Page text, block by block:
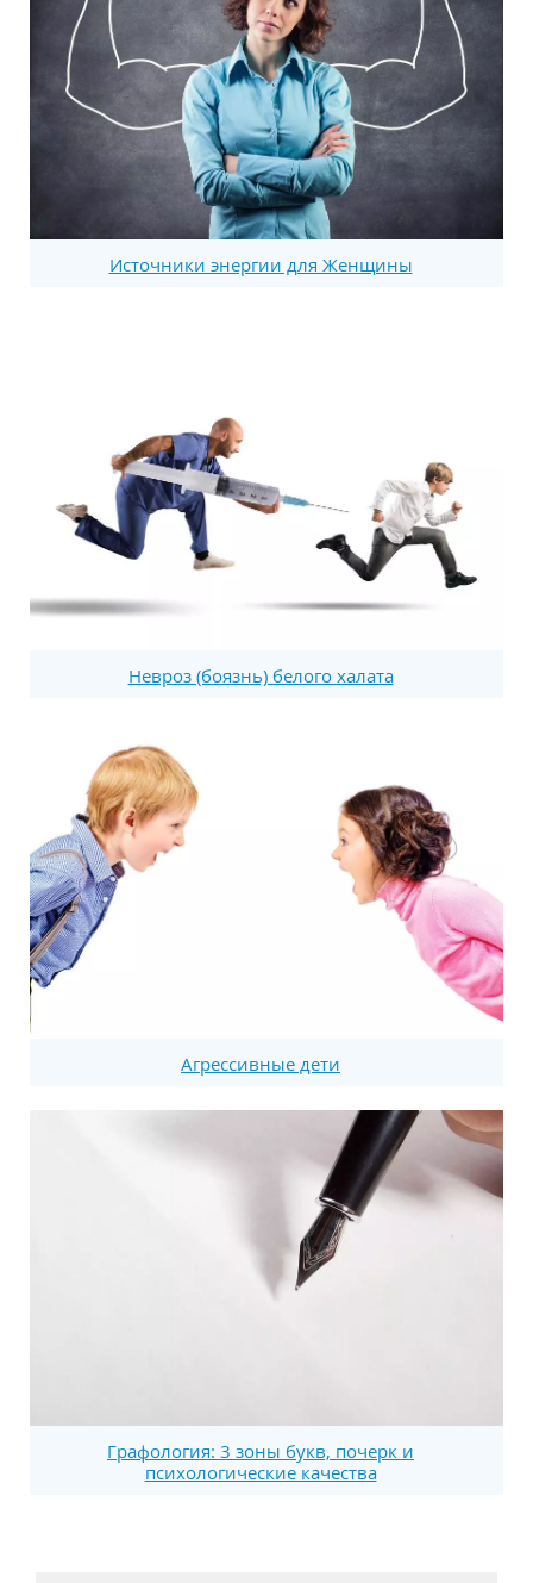
Источники энергии для Женщины
Невроз (боязнь) белого халата
Агрессивные дети
Графология: 3 зоны букв, почерк и
психологические качества